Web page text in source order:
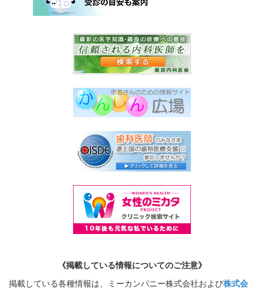
《掲載している情報についてのご注意》
掲載している各種情報は、ミーカンパニー株式会社および株式会